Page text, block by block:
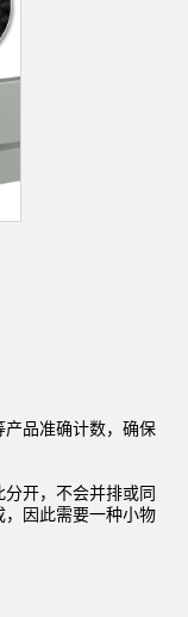
品准确计数，确保
开，不会并排或同
，因此需要一种小物